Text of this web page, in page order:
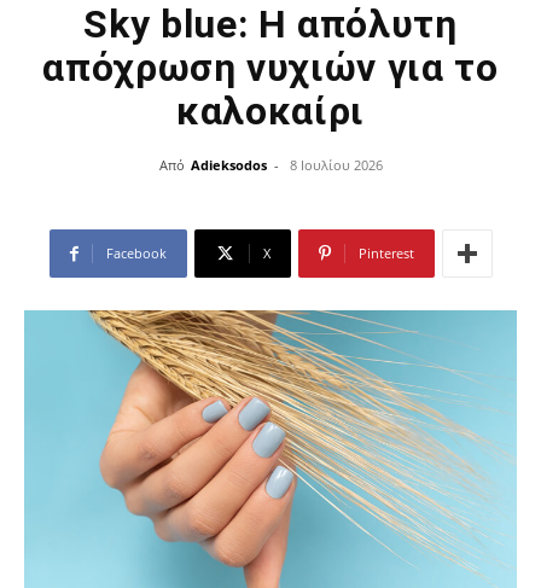
Sky blue: Η απόλυτη
απόχρωση νυχιών για το
καλοκαίρι
Από Adieksodos - 8 Ιουλίου 2026
Facebook X Pinterest